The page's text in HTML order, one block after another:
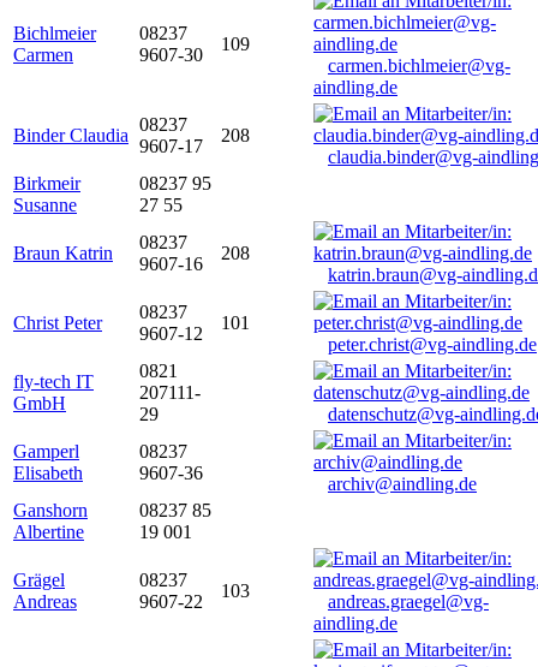
Bichlmeier
Carmen
08237
9607-30
109
carmen.bichlmeier@vg-
aindling.de
Binder Claudia
08237
9607-17
208
claudia.binder@vg-
Birkmeir
Susanne
08237 95
27 55
Braun Katrin
08237
9607-16
208
katrin.braun@vg-
Christ Peter
08237
9607-12
101
peter.christ@vg-aindling.de
fly-tech IT
GmbH
0821
207111-
29
datenschutz@vg-
Gamperl
Elisabeth
08237
9607-36
archiv@aindling.de
Ganshorn
Albertine
08237 85
19 001
Grägel
Andreas
08237
9607-22
103
andreas.graegel@vg-
aindling.de